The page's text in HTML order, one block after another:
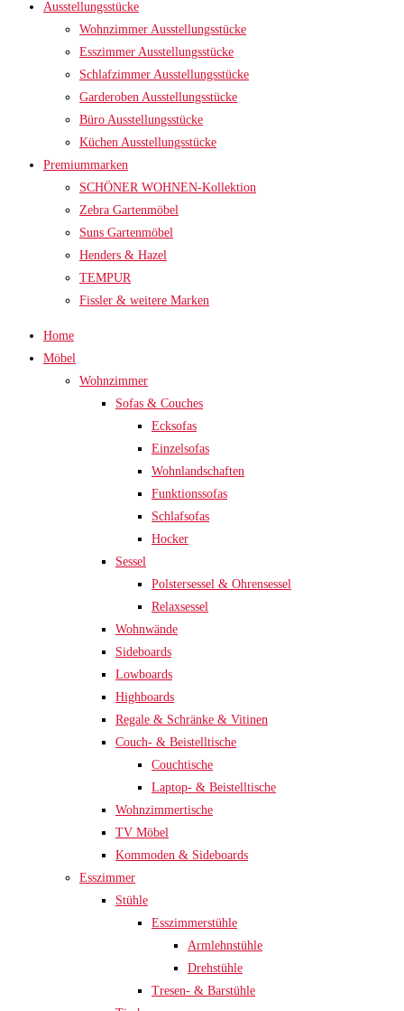
Ausstellungsstücke
Wohnzimmer Ausstellungsstücke
Esszimmer Ausstellungsstücke
Schlafzimmer Ausstellungsstücke
Garderoben Ausstellungsstücke
Büro Ausstellungsstücke
Küchen Ausstellungsstücke
Premiummarken
SCHÖNER WOHNEN-Kollektion
Zebra Gartenmöbel
Suns Gartenmöbel
Henders & Hazel
TEMPUR
Fissler & weitere Marken
Home
Möbel
Wohnzimmer
Sofas & Couches
Ecksofas
Einzelsofas
Wohnlandschaften
Funktionssofas
Schlafsofas
Hocker
Sessel
Polstersessel & Ohrensessel
Relaxsessel
Wohnwände
Sideboards
Lowboards
Highboards
Regale & Schränke & Vitinen
Couch- & Beistelltische
Couchtische
Laptop- & Beistelltische
Wohnzimmertische
TV Möbel
Kommoden & Sideboards
Esszimmer
Stühle
Esszimmerstühle
Armlehnstühle
Drehstühle
Tresen- & Barstühle